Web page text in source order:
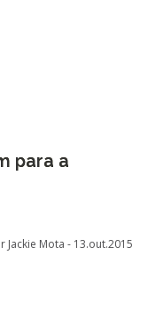
para a
Jackie Mota - 13.out.2015